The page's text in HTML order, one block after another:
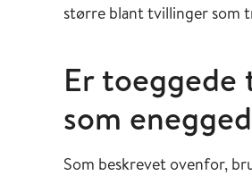
større blant tvillinger som
Er
som
Som beskrevet ovenfor,